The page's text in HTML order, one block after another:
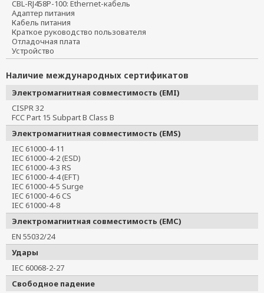
CBL-RJ458P-100: Ethernet-кабель
Адаптер питания
Кабель питания
Краткое руководство пользователя
Отладочная плата
Устройство
Наличие международных сертификатов
Электромагнитная совместимость (EMI)
CISPR 32
FCC Part 15 Subpart B Class B
Электромагнитная совместимость (EMS)
IEC 61000-4-11
IEC 61000-4-2 (ESD)
IEC 61000-4-3 RS
IEC 61000-4-4 (EFT)
IEC 61000-4-5 Surge
IEC 61000-4-6 CS
IEC 61000-4-8
Электромагнитная совместимость (EMC)
EN 55032/24
Удары
IEC 60068-2-27
Свободное падение